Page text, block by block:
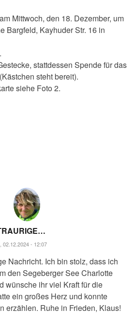
Mittwoch, den 18. Dezember, um
Bargfeld, Kayhuder Str. 16 in
stattdessen Spende für das
steht bereit).
siehe Foto 2.
02.12.2024 - 12:07
Nachricht. Ich bin stolz, dass ich
den Segeberger See Charlotte
wünsche ihr viel Kraft für die
ein großes Herz und konnte
erzählen. Ruhe in Frieden, Klaus!